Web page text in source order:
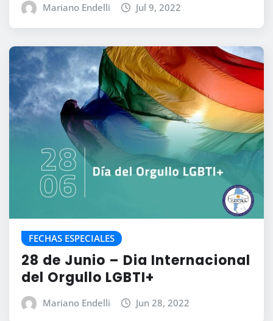
Mariano Endelli Jul 9, 2022
FECHAS ESPECIALES
28 de Junio – Dia Internacional
del Orgullo LGBTI+
Mariano Endelli Jun 28, 2022